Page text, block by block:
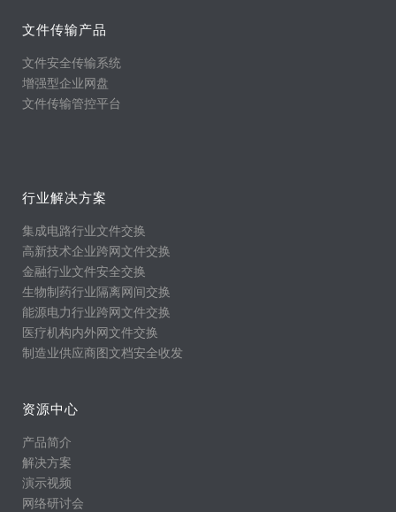
文件传输产品
文件安全传输系统
增强型企业网盘
文件传输管控平台
行业解决方案
集成电路行业文件交换
高新技术企业跨网文件交换
金融行业文件安全交换
生物制药行业隔离网间交换
能源电力行业跨网文件交换
医疗机构内外网文件交换
制造业供应商图文档安全收发
资源中心
产品简介
解决方案
演示视频
网络研讨会